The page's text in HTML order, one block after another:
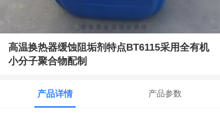
高温换热器缓蚀阻垢剂特点BT6115采用全有机
小分子聚合物配制
产品详情 产品参数